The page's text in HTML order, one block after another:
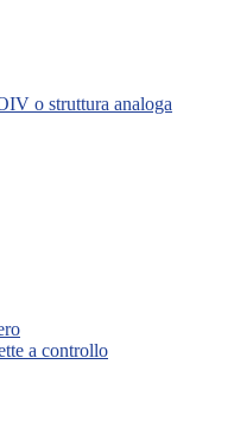
o struttura analoga
a controllo